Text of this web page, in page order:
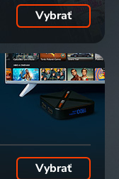
Vybrať
Vybrať